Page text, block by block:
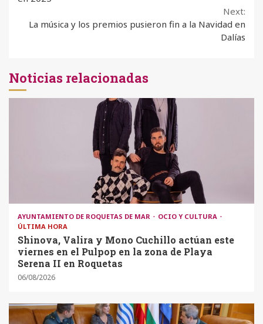
Next:
La música y los premios pusieron fin a la Navidad en
Dalías
Noticias relacionadas
AYUNTAMIENTO DE ROQUETAS DE MAR
OCIO Y CULTURA
ÚLTIMA HORA
Shinova, Valira y Mono Cuchillo actúan este
viernes en el Pulpop en la zona de Playa
Serena II en Roquetas
06/08/2026